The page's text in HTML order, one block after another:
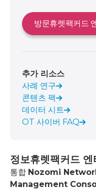
정보휴렛팩커드
통합 Nozomi
Management
방문휴렛팩커드
추가 리소스
사례 연구
콘텐츠 팩
데이터 시트
OT 사이버 FAQ